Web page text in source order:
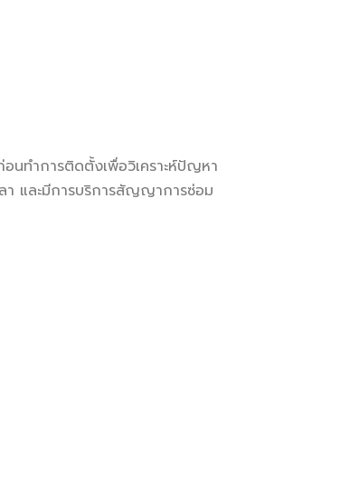
นทำการติดตั้งเพื่อวิเคราะห์ปัญหา
า และมีการบริการสัญญาการซ่อม